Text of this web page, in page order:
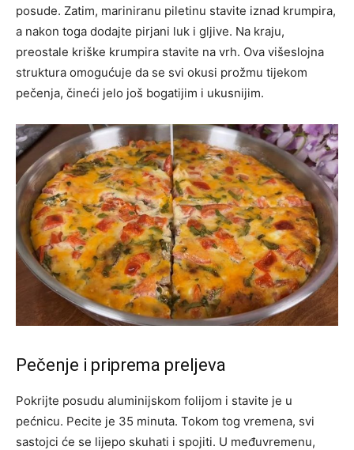
posude. Zatim, mariniranu piletinu stavite iznad krumpira,
a nakon toga dodajte pirjani luk i gljive. Na kraju,
preostale kriške krumpira stavite na vrh. Ova višeslojna
struktura omogućuje da se svi okusi prožmu tijekom
pečenja, čineći jelo još bogatijim i ukusnijim.
Pečenje i priprema preljeva
Pokrijte posudu aluminijskom folijom i stavite je u
pećnicu. Pecite je 35 minuta. Tokom tog vremena, svi
sastojci će se lijepo skuhati i spojiti. U međuvremenu,